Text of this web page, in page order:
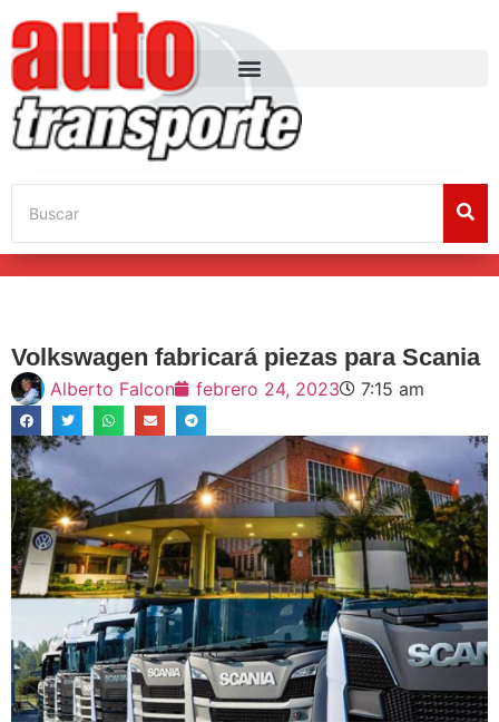
Volkswagen fabricará piezas para Scania
Alberto Falcon febrero 24, 2023 7:15 am